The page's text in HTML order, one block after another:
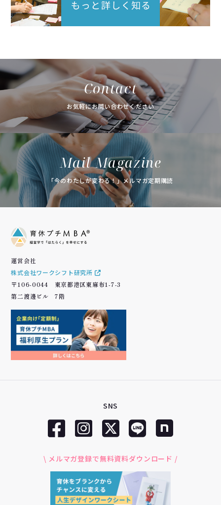
Contact
お気軽にお問い合わせください
Mail Magazine
「今のわたしが変わる！」メルマガ定期購読
運営会社
株式会社ワークシフト研究所
〒106-0044 東京都港区東麻布1-7-3
第二渡邊ビル 7階
SNS
\ メルマガ登録で無料資料ダウンロード /